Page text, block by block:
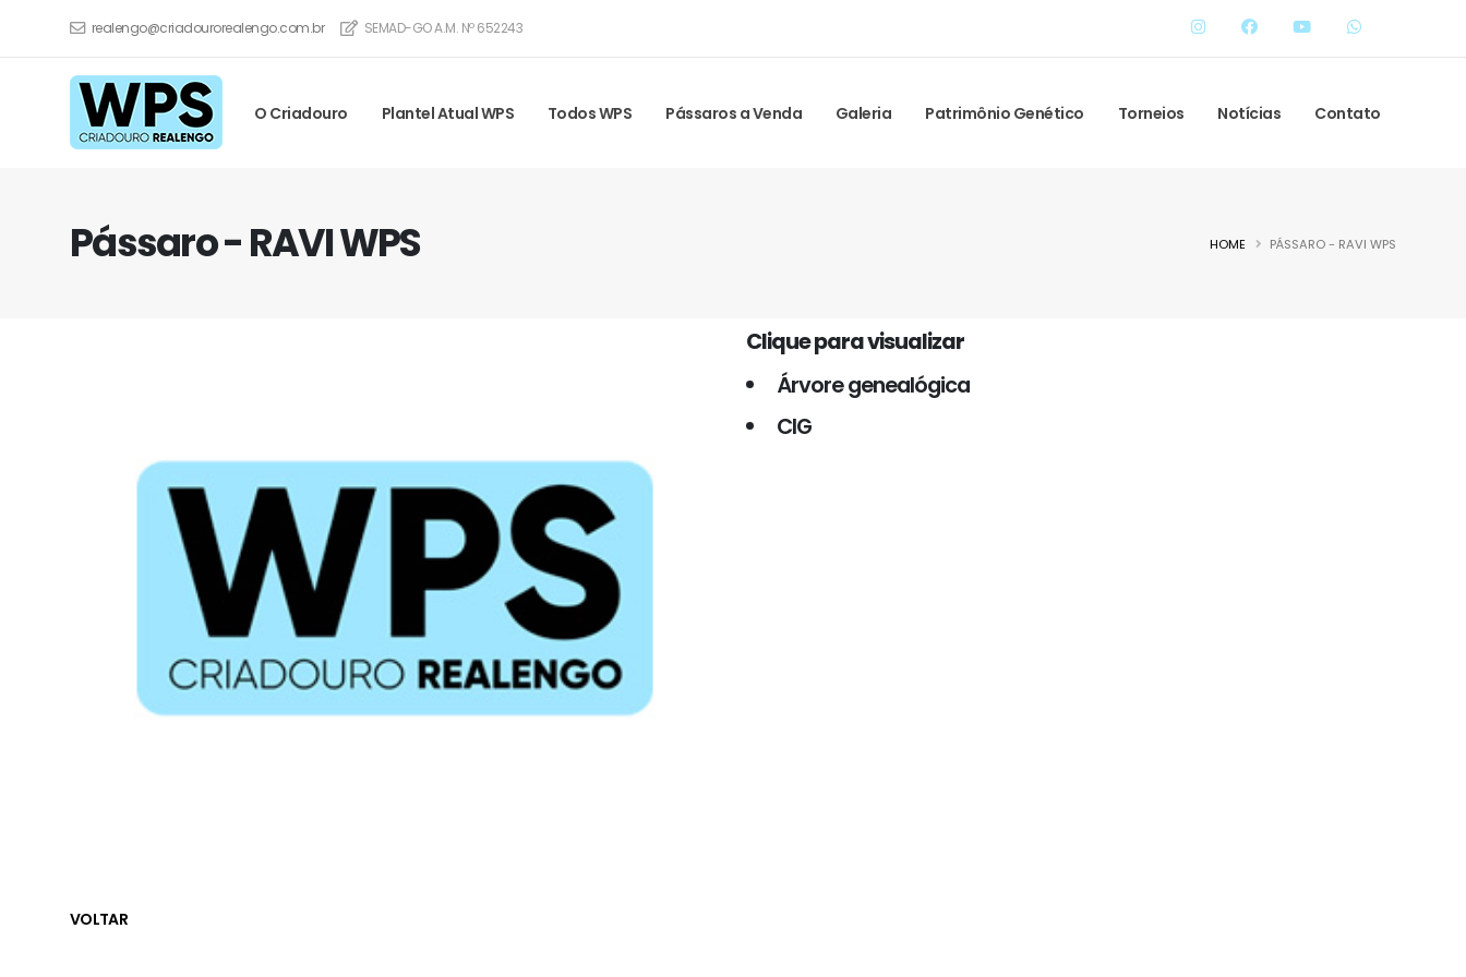
realengo@criadourorealengo.com.br SEMAD-GO A.M. Nº 652243
O Criadouro Plantel Atual WPS Todos WPS Pássaros a Venda Galeria Patrimônio Genético Torneios Notícias Contato
Pássaro - RAVI WPS HOME PÁSSARO - RAVI WPS
Clique para visualizar
Árvore genealógica
CIG
VOLTAR